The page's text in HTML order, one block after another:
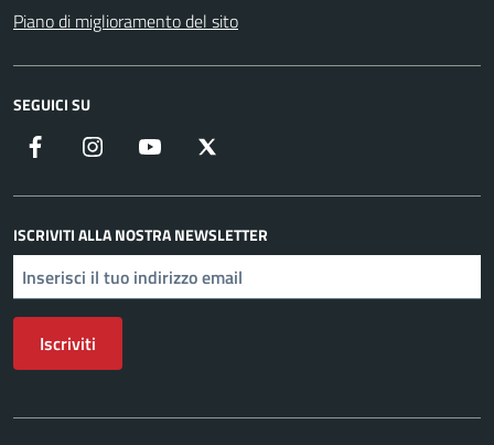
Piano di miglioramento del sito
SEGUICI SU
Facebook Instagram YouTube
ISCRIVITI ALLA NOSTRA NEWSLETTER